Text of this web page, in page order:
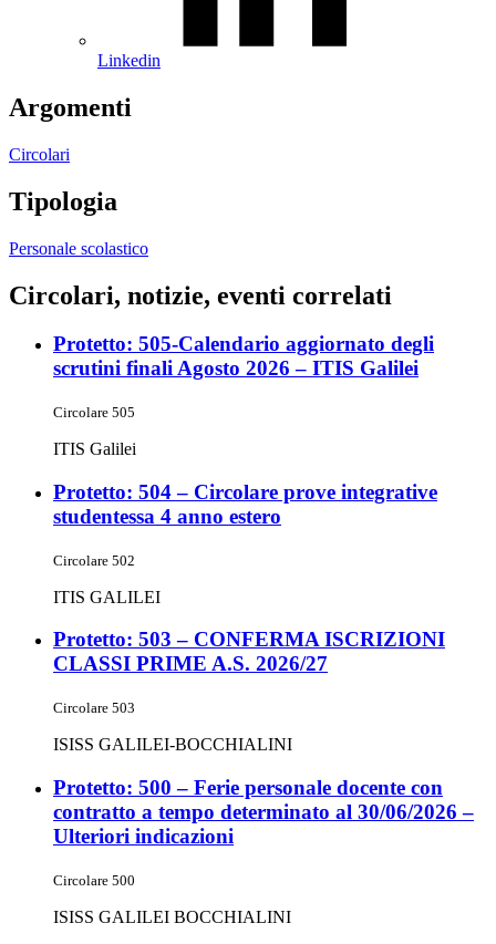
Linkedin
Argomenti
Circolari
Tipologia
Personale scolastico
Circolari, notizie, eventi correlati
Protetto: 505-Calendario aggiornato degli
scrutini finali Agosto 2026 – ITIS Galilei
Circolare 505
ITIS Galilei
Protetto: 504 – Circolare prove integrative
studentessa 4 anno estero
Circolare 502
ITIS GALILEI
Protetto: 503 – CONFERMA ISCRIZIONI
CLASSI PRIME A.S. 2026/27
Circolare 503
ISISS GALILEI-BOCCHIALINI
Protetto: 500 – Ferie personale docente con
contratto a tempo determinato al 30/06/2026 –
Ulteriori indicazioni
Circolare 500
ISISS GALILEI BOCCHIALINI